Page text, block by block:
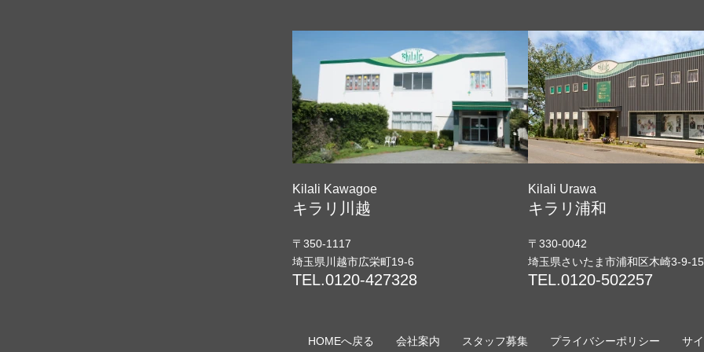
Kilali Kawagoe
キラリ川越
〒350-1117
埼玉県川越市広栄町19-6
TEL.0120-427328
Kilali Urawa
キラリ浦和
〒330-0042
埼玉県さいたま市浦和区木崎3-9-15
TEL.0120-502257
HOMEへ戻る 会社案内 スタッフ募集 プライバシーポリシー サ